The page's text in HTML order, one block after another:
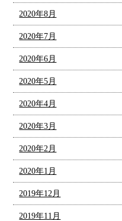
2020年8月
2020年7月
2020年6月
2020年5月
2020年4月
2020年3月
2020年2月
2020年1月
2019年12月
2019年11月